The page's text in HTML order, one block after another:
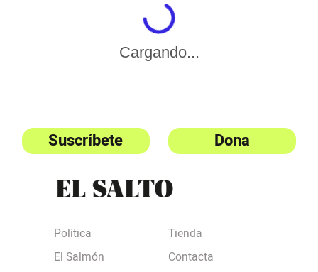
Cargando...
Suscríbete Dona
Política
El Salmón
Tienda
Contacta